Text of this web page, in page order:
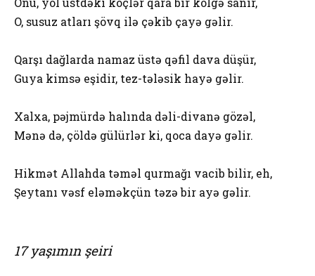
O, susuz atları şövq ilə çəkib çayə gəlir.
Qarşı dağlarda namaz üstə qəfil dava düşür,
Guya kimsə eşidir, tez-tələsik hayə gəlir.
Xalxa, pəjmürdə halında dəli-divanə gözəl,
Mənə də, çöldə gülürlər ki, qoca dayə gəlir.
Hikmət Allahda təməl qurmağı vacib bilir, eh,
Şeytanı vəsf eləməkçün təzə bir ayə gəlir.
17 yaşımın şeiri